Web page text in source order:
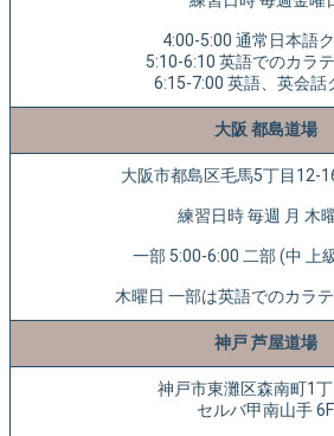
4:00-5:00 通常日本語
5:10-6:10 英語でのカラ
6:15-7:00 英語、英会話
大阪 都島道場
大阪市都島区毛馬5丁目12-
練習日時 毎週 月 木
一部 5:00-6:00 二部 (中 上
木曜日 一部は英語でのカラ
神戸 芦屋道場
神戸市東灘区森南町1
セルバ甲南山手 6F